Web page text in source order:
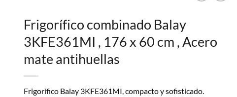
Frigorífico combinado Balay
3KFE361MI , 176 x 60 cm , Acero
mate antihuellas
Frigorífico Balay 3KFE361MI, compacto y sofisticado.